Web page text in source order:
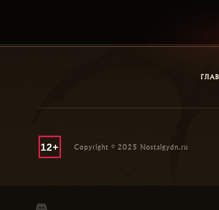
12+ Copyright © 2025 Nostalgydn.ru